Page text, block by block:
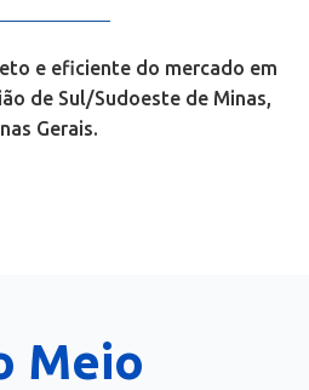
e eficiente do mercado em
de Sul/Sudoeste de Minas,
Gerais.
Meio